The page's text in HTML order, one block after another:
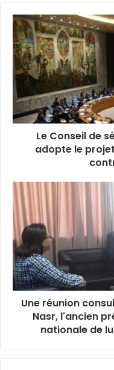
La CNLCT a décidé le
reconduire le gel
14personnes
La liste nationale a
publique sur le lien
Le Conseil de
adopte le
Une réunion
Nasr, l'ancien
nationale de